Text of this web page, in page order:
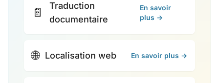
📄
Traduction
documentaire
En savoir
plus →
🌐 Localisation web En savoir plus →